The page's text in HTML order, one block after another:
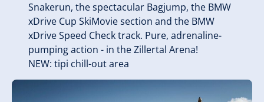
Snakerun, the spectacular Bagjump, the BMW
xDrive Cup SkiMovie section and the BMW
xDrive Speed Check track. Pure, adrenaline-
pumping action - in the Zillertal Arena!
NEW: tipi chill-out area